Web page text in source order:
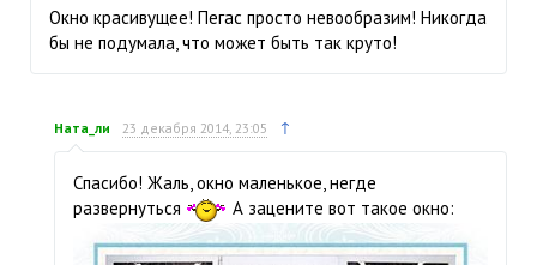
Окно красивущее! Пегас просто невообразим! Никогда
бы не подумала, что может быть так круто!
Ната_ли 23 декабря 2014, 23:05 ↑
Спасибо! Жаль, окно маленькое, негде
развернуться
А зацените вот такое окно: